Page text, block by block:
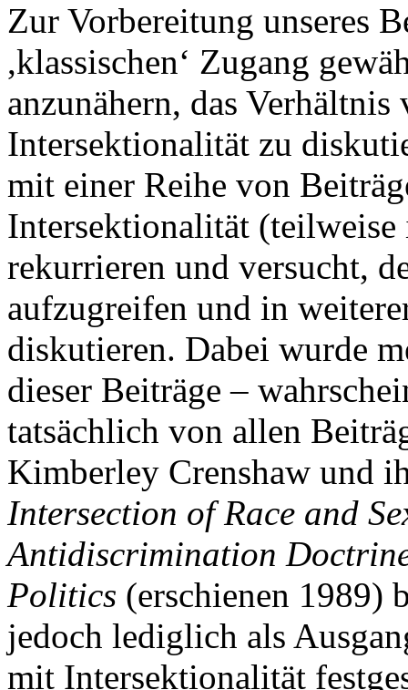
Zur Vorbereitung unseres
,klassischen‘ Zugang
anzunähern, das
Intersektionalität zu
mit einer Reihe von
Intersektionalität
rekurrieren und versucht,
aufzugreifen und in
diskutieren. Dabei wurde
dieser Beiträge –
tatsächlich von allen
Kimberley Crenshaw und
Intersection of Race and
Antidiscrimination
Politics (erschienen 1989)
jedoch lediglich als
mit Intersektionalität